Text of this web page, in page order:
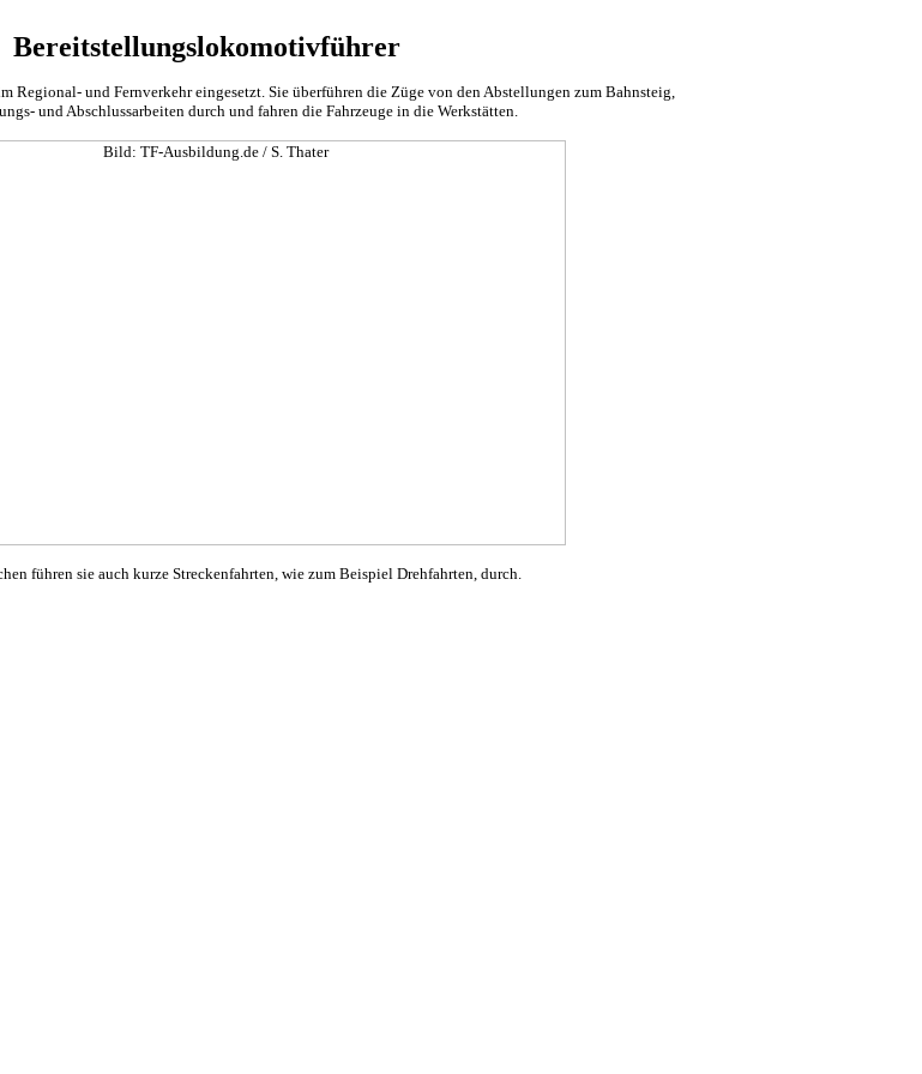
Bereitstellungslokomotivführer
Regional- und Fernverkehr eingesetzt. Sie überführen die Züge von den Abstellungen zum Bahnsteig,
und Abschlussarbeiten durch und fahren die Fahrzeuge in die Werkstätten.
führen sie auch kurze Streckenfahrten, wie zum Beispiel Drehfahrten, durch.